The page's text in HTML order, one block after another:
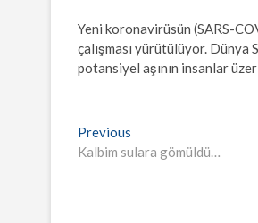
Yeni koronavirüsün (SARS-
çalışması yürütülüyor. Dünya
potansiyel aşının insanlar
Yazı
gezinmesi
Previous
post:
Kalbim sulara gömüldü…